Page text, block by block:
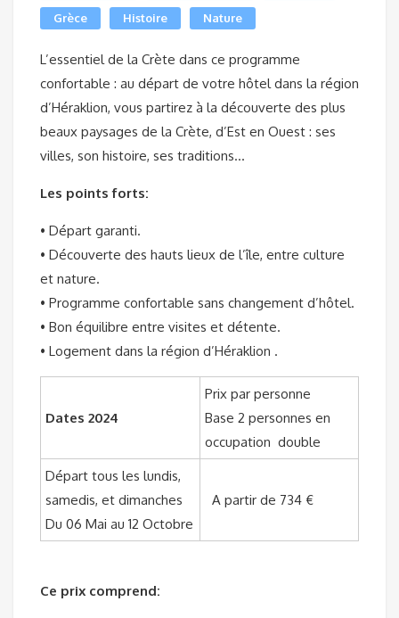
Grèce Histoire Nature
L’essentiel de la Crète dans ce programme
confortable : au départ de votre hôtel dans la région
d’Héraklion, vous partirez à la découverte des plus
beaux paysages de la Crète, d’Est en Ouest : ses
villes, son histoire, ses traditions…
Les points forts:
• Départ garanti.
• Découverte des hauts lieux de l’île, entre culture
et nature.
• Programme confortable sans changement d’hôtel.
• Bon équilibre entre visites et détente.
• Logement dans la région d’Héraklion .
Dates 2024
Prix par personne
Base 2 personnes en
occupation double
Départ tous les lundis,
samedis, et dimanches
Du 06 Mai au 12 Octobre
A partir de 734 €
Ce prix comprend: